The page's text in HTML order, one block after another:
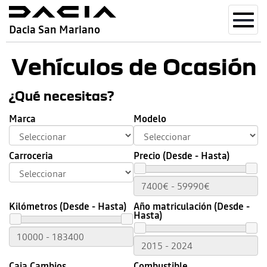
Dacia San Mariano
Vehículos de Ocasión
¿Qué necesitas?
Marca Modelo
Carroceria Precio (Desde - Hasta)
Kilómetros (Desde - Hasta) Año matriculación (Desde -
Hasta)